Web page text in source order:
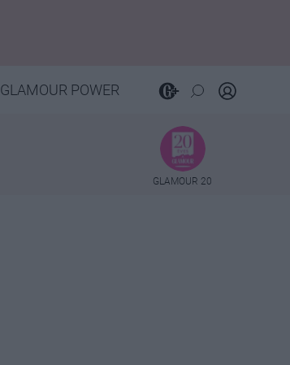
GLAMOUR POWER
GLAMOUR 20